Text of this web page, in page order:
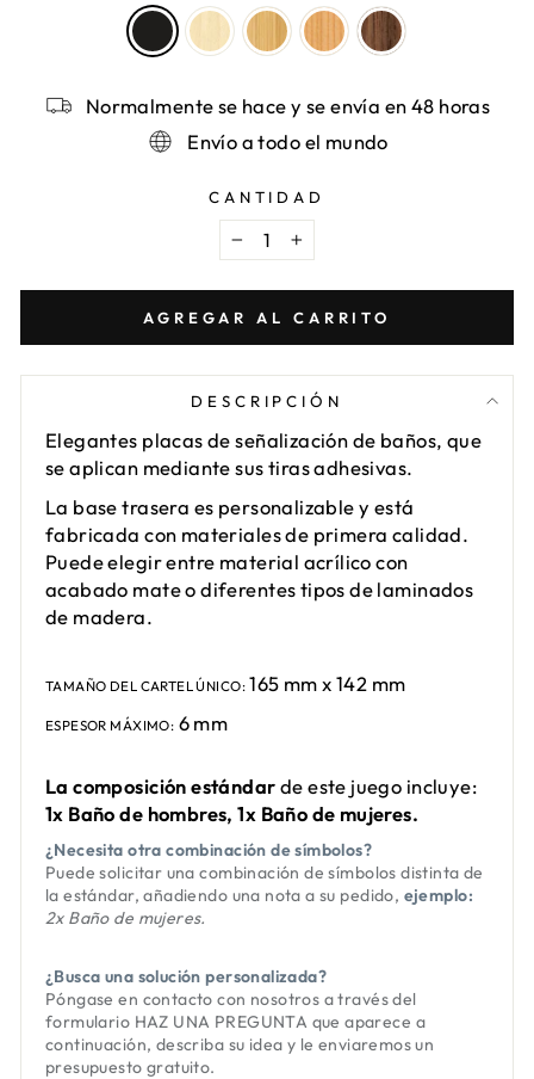
Normalmente se hace y se envía en 48 horas
Envío a todo el mundo
CANTIDAD
− +
AGREGAR AL CARRITO
DESCRIPCIÓN
Elegantes placas de señalización de baños, que
se aplican mediante sus tiras adhesivas.
La base trasera es personalizable y está
fabricada con materiales de primera calidad.
Puede elegir entre material acrílico con
acabado mate o diferentes tipos de laminados
de madera.
TAMAÑO DEL CARTEL ÚNICO:165 mm x 142 mm
ESPESOR MÁXIMO: 6 mm
La composición estándarde este juego incluye:
1x Baño de hombres, 1x Baño de mujeres.
¿Necesita otra combinación de símbolos?
Puede solicitar una combinación de símbolos distinta de
la estándar, añadiendo una nota a su pedido, ejemplo:
2x Baño de mujeres.
¿Busca una solución personalizada?
Póngase en contacto con nosotros a través del
formulario HAZ UNA PREGUNTA que aparece a
continuación, describa su idea y le enviaremos un
presupuesto gratuito.